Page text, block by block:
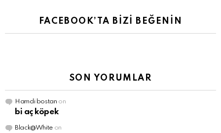
FACEBOOK’TA BİZİ BEĞENİN
SON YORUMLAR
Hamdi bostan on
bi aç köpek
Black@White on